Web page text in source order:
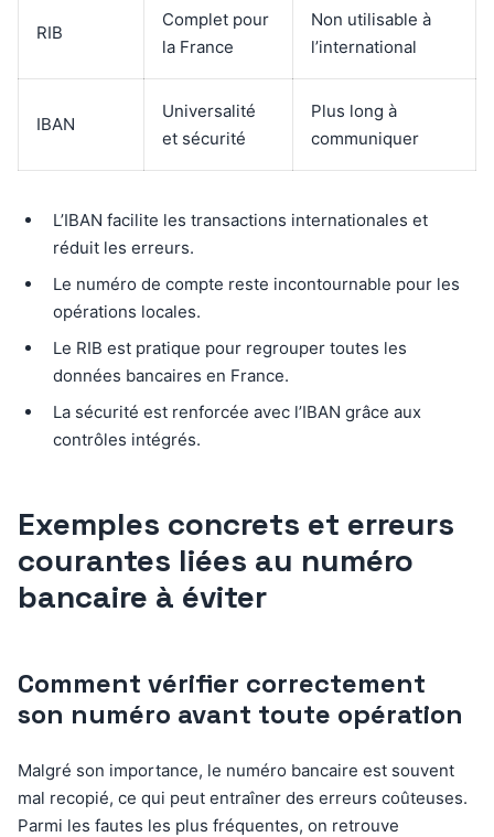
RIB
Complet pour
la France
Non utilisable à
l’international
IBAN
Universalité
et sécurité
Plus long à
communiquer
L’IBAN facilite les transactions internationales et
réduit les erreurs.
Le numéro de compte reste incontournable pour les
opérations locales.
Le RIB est pratique pour regrouper toutes les
données bancaires en France.
La sécurité est renforcée avec l’IBAN grâce aux
contrôles intégrés.
Exemples concrets et erreurs
courantes liées au numéro
bancaire à éviter
Comment vérifier correctement
son numéro avant toute opération
Malgré son importance, le numéro bancaire est souvent
mal recopié, ce qui peut entraîner des erreurs coûteuses.
Parmi les fautes les plus fréquentes, on retrouve